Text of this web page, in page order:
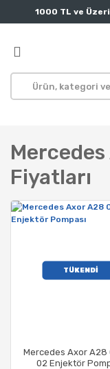
1000 TL ve Üzeri
Fiyatları
TÜKENDİ
Mercedes Axor A28
02 Enjektör